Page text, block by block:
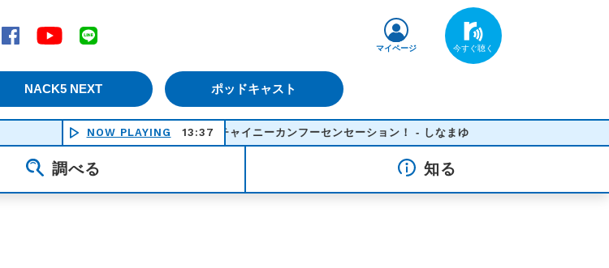
Facebook YouTube
NACK5 NEXT ポッドキャスト
マイページ
NOW PLAYING 13:37
チャイニーカンフーセンセーション！ - しなまゆ
調べる 知る